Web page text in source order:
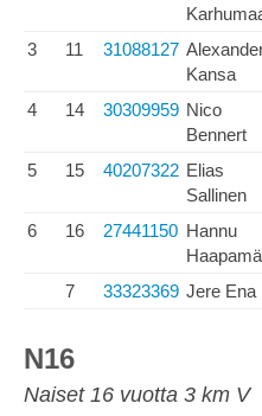
3 11 31088127
Kansa
4 14 30309959 Nico
Bennert
5 15 40207322 Elias
Sallinen
6 16 27441150 Hannu
7 33323369 Jere Ena
N16
Naiset 16 vuotta 3 km V